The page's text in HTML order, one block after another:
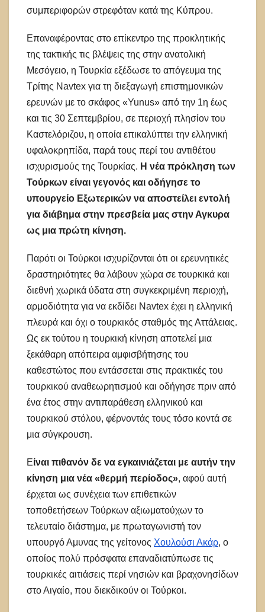
συμπεριφορών στρεφόταν κατά της Κύπρου.
Επαναφέροντας στο επίκεντρο της προκλητικής
της τακτικής τις βλέψεις της στην ανατολική
Μεσόγειο, η Τουρκία εξέδωσε το απόγευμα της
Τρίτης Navtex για τη διεξαγωγή επιστημονικών
ερευνών με το σκάφος «Yunus» από την 1η έως
και τις 30 Σεπτεμβρίου, σε περιοχή πλησίον του
Καστελόριζου, η οποία επικαλύπτει την ελληνική
υφαλοκρηπίδα, παρά τους περί του αντιθέτου
ισχυρισμούς της Τουρκίας. Η νέα πρόκληση των
Τούρκων είναι γεγονός και οδήγησε το
υπουργείο Εξωτερικών να αποστείλει εντολή
για διάβημα στην πρεσβεία μας στην Αγκυρα
ως μια πρώτη κίνηση.
Παρότι οι Τούρκοι ισχυρίζονται ότι οι ερευνητικές
δραστηριότητες θα λάβουν χώρα σε τουρκικά και
διεθνή χωρικά ύδατα στη συγκεκριμένη περιοχή,
αρμοδιότητα για να εκδίδει Navtex έχει η ελληνική
πλευρά και όχι ο τουρκικός σταθμός της Αττάλειας.
Ως εκ τούτου η τουρκική κίνηση αποτελεί μια
ξεκάθαρη απόπειρα αμφισβήτησης του
καθεστώτος που εντάσσεται στις πρακτικές του
τουρκικού αναθεωρητισμού και οδήγησε πριν από
ένα έτος στην αντιπαράθεση ελληνικού και
τουρκικού στόλου, φέρνοντάς τους τόσο κοντά σε
μια σύγκρουση.
Είναι πιθανόν δε να εγκαινιάζεται με αυτήν την
κίνηση μια νέα «θερμή περίοδος», αφού αυτή
έρχεται ως συνέχεια των επιθετικών
τοποθετήσεων Τούρκων αξιωματούχων το
τελευταίο διάστημα, με πρωταγωνιστή τον
υπουργό Αμυνας της γείτονος Χουλούσι Ακάρ, ο
οποίος πολύ πρόσφατα επαναδιατύπωσε τις
τουρκικές αιτιάσεις περί νησιών και βραχονησίδων
στο Αιγαίο, που διεκδικούν οι Τούρκοι.